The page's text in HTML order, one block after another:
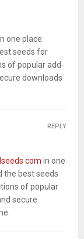
one place:
seeds for
of popular add-
downloads
com in one
the best seeds
of popular
secure
REPLY